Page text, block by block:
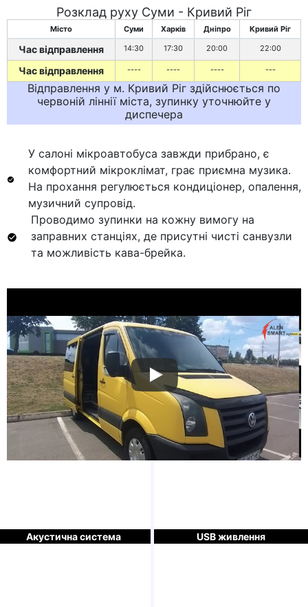
Розклад руху Суми - Кривий Ріг
Місто Суми Харків Дніпро Кривий Ріг
Час відправлення 14:30 17:30 20:00 22:00
Час відправлення ---- ---- ---- ---
Відправлення у м. Кривий Ріг здійснюється по
червоній ліннії міста, зупинку уточнюйте у
диспечера
У салоні мікроавтобуса завжди прибрано, є
комфортний мікроклімат, грає приємна музика.
На прохання регулюється кондиціонер, опалення,
музичний супровід.
Проводимо зупинки на кожну вимогу на
заправних станціях, де присутні чисті санвузли
та можливість кава-брейка.
Акустична система USB живлення